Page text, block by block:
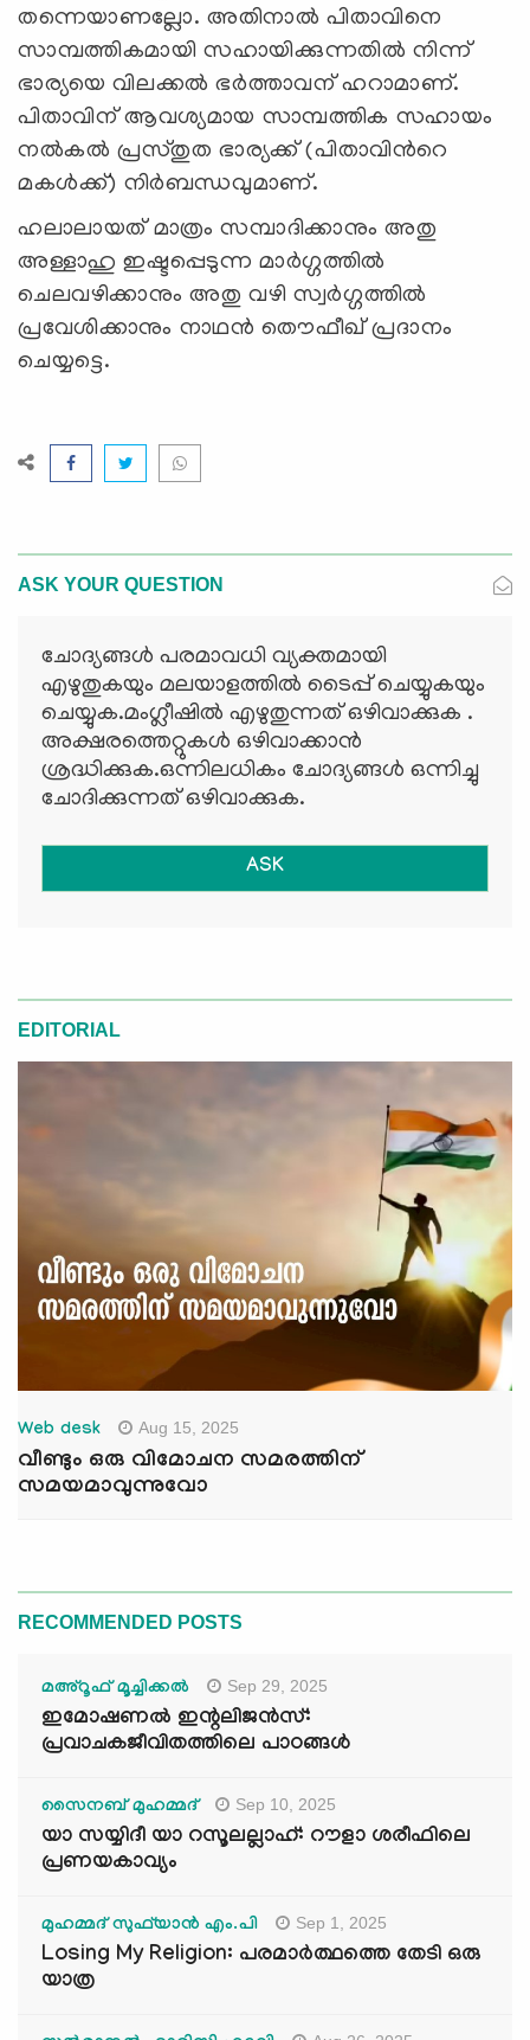
തന്നെയാണല്ലോ. അതിനാല്‍ പിതാവിനെ
സാമ്പത്തികമായി സഹായിക്കുന്നതില്‍ നിന്ന്
ഭാര്യയെ വിലക്കല്‍ ഭര്‍ത്താവന് ഹറാമാണ്.
പിതാവിന് ആവശ്യമായ സാമ്പത്തിക സഹായം
നല്‍കല്‍ പ്രസ്തുത ഭാര്യക്ക് (പിതാവിന്‍റെ
മകള്‍ക്ക്) നിര്‍ബന്ധവുമാണ്.
ഹലാലായത് മാത്രം സമ്പാദിക്കാനും അതു
അള്ളാഹു ഇഷ്ടപ്പെടുന്ന മാര്‍ഗ്ഗത്തില്‍
ചെലവഴിക്കാനും അതു വഴി സ്വര്‍ഗ്ഗത്തില്‍
പ്രവേശിക്കാനും നാഥന്‍ തൌഫീഖ് പ്രദാനം
ചെയ്യട്ടെ.
ASK YOUR QUESTION
ചോദ്യങ്ങള്‍ പരമാവധി വ്യക്തമായി
എഴുതുകയും മലയാളത്തില്‍ ടൈപ്പ് ചെയ്യുകയും
ചെയ്യുക.മംഗ്ലീഷില്‍ എഴുതുന്നത് ഒഴിവാക്കുക .
അക്ഷരത്തെറ്റുകള്‍ ഒഴിവാക്കാന്‍
ശ്രദ്ധിക്കുക.ഒന്നിലധികം ചോദ്യങ്ങള്‍ ഒന്നിച്ചു
ചോദിക്കുന്നത് ഒഴിവാക്കുക.
ASK
EDITORIAL
Web desk Aug 15, 2025
വീണ്ടും ഒരു വിമോചന സമരത്തിന്
സമയമാവുന്നുവോ
RECOMMENDED POSTS
മഅ്റൂഫ് മൂച്ചിക്കല്‍ Sep 29, 2025
ഇമോഷണൽ ഇന്റലിജൻസ്:
പ്രവാചകജീവിതത്തിലെ പാഠങ്ങൾ
സൈനബ് മുഹമ്മദ് Sep 10, 2025
യാ സയ്യിദീ യാ റസൂലല്ലാഹ്: റൗളാ ശരീഫിലെ
പ്രണയകാവ്യം
മുഹമ്മദ് സുഫ്‌യാൻ എം.പി Sep 1, 2025
Losing My Religion: പരമാർത്ഥത്തെ തേടി ഒരു
യാത്ര